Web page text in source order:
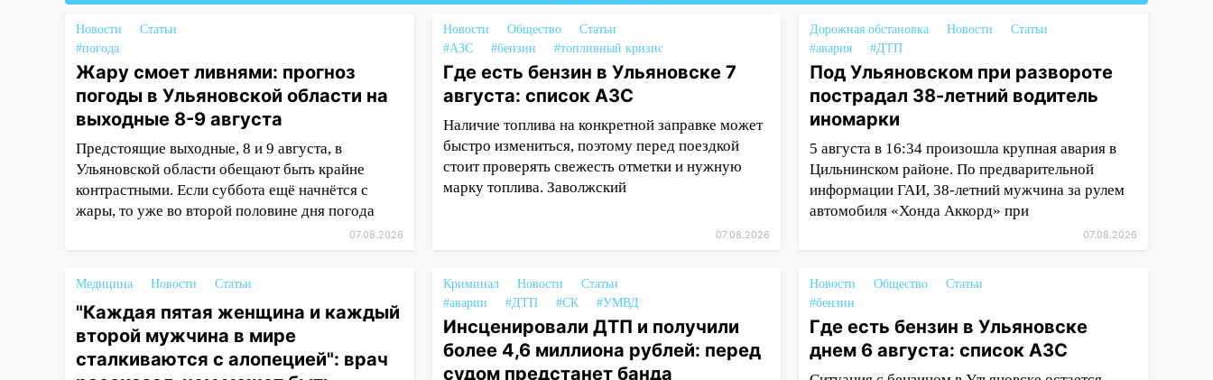
прогноз погоды в Ульяновской
области на выходные 8-9
августа
13:30 В Ульяновске
транспортные
полицейские проведут акцию
«Час пассажира»
13:20 В Ульяновске за один
день обокрали женщину на
пляже и подростка в сквере
страйкбольную гранату: его
задержали
12:34 На Ульяновскую область
надвигается сильнейшая
Новости
Статьи
#погода
Жару смоет ливнями: прогноз
погоды в Ульяновской области на
выходные 8-9 августа
Предстоящие выходные, 8 и 9 августа, в
Ульяновской области обещают быть крайне
контрастными. Если суббота ещё начнётся с
жары, то уже во второй половине дня погода
07.08.2026
Новости Общество
Статьи
#АЗС
#бензин #топливный кризис
Где есть бензин в Ульяновске 7
августа: список АЗС
Наличие топлива на конкретной заправке может
быстро измениться, поэтому перед поездкой
стоит проверять свежесть отметки и нужную
марку топлива. Заволжский
07.08.2026
Дорожная обстановка Новости
Статьи
#авария
#ДТП
Под Ульяновском при развороте
пострадал 38-летний водитель
иномарки
5 августа в 16:34 произошла крупная авария в
Цильнинском районе. По предварительной
информации ГАИ, 38-летний мужчина за рулем
автомобиля «Хонда Аккорд» при
07.08.2026
Медицина Новости Статьи
"Каждая пятая женщина и каждый
второй мужчина в мире
сталкиваются с алопецией": врач
Криминал Новости
Статьи
#аварии
#ДТП #СК #УМВД
Инсценировали ДТП и получили
более 4,6 миллиона рублей: перед
судом предстанет банда
Новости Общество
Статьи
#бензин
Где есть бензин в Ульяновске
днем 6 августа: список АЗС